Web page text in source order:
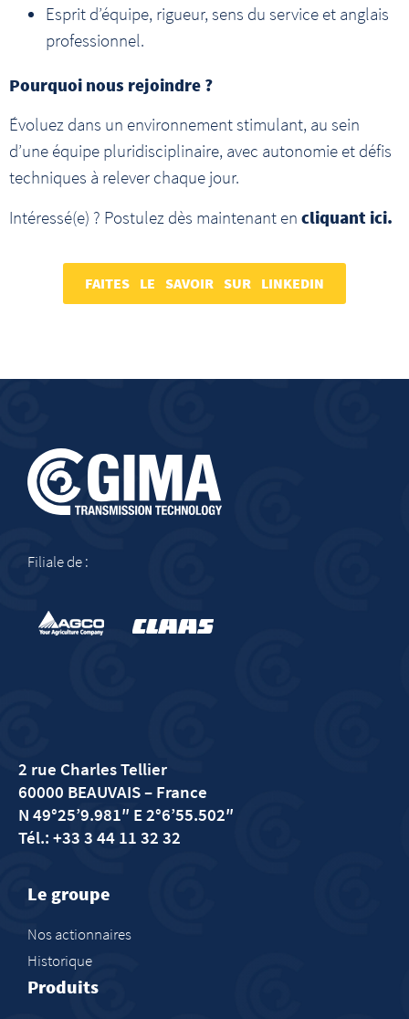
Esprit d’équipe, rigueur, sens du service et anglais
professionnel.
Pourquoi nous rejoindre ?
Évoluez dans un environnement stimulant, au sein
d’une équipe pluridisciplinaire, avec autonomie et défis
techniques à relever chaque jour.
Intéressé(e) ? Postulez dès maintenant en cliquant ici.
FAITES LE SAVOIR SUR LINKEDIN
Filiale de :
2 rue Charles Tellier
60000 BEAUVAIS– France
N 49°25’9.981″ E 2°6’55.502″
Tél.: +33 3 44 11 32 32
Le groupe
Nos actionnaires
Historique
Produits